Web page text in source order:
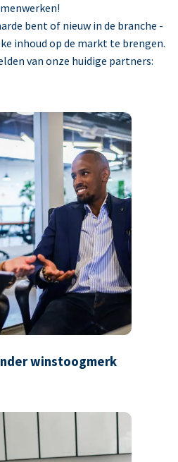
bent of nieuw in de branche -
inhoud op de markt te brengen.
van onze huidige partners:
winstoogmerk